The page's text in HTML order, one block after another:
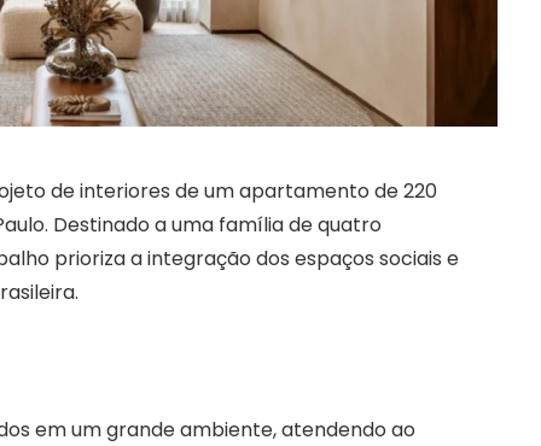
de interiores de um apartamento de 220
Destinado a uma família de quatro
prioriza a integração dos espaços sociais e
em um grande ambiente, atendendo ao